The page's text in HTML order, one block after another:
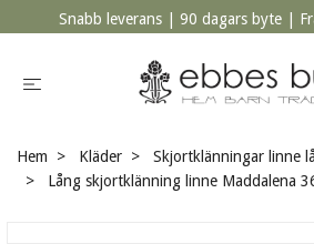
Snabb leverans | 90 dagars byte |
Hem Kläder
Skjortklänningar linne
Lång skjortklänning linne Maddalena